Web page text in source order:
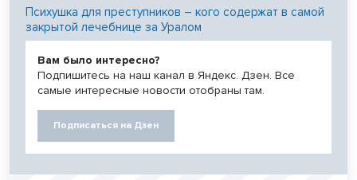
Психушка для преступников – кого содержат в самой
закрытой лечебнице за Уралом
Вам было интересно?
Подпишитесь на наш канал в Яндекс. Дзен. Все
самые интересные новости отобраны там.
Подписаться на Дзен